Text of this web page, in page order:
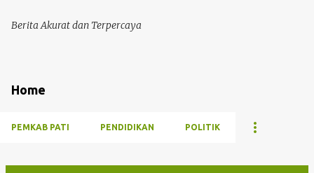
Berita Akurat dan Terpercaya
Home
PEMKAB PATI PENDIDIKAN POLITIK